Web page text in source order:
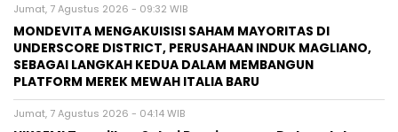
Jumat, 7 Agustus 2026 - 09:32 WIB
MONDEVITA MENGAKUISISI SAHAM MAYORITAS DI
UNDERSCORE DISTRICT, PERUSAHAAN INDUK MAGLIANO,
SEBAGAI LANGKAH KEDUA DALAM MEMBANGUN
PLATFORM MEREK MEWAH ITALIA BARU
Jumat, 7 Agustus 2026 - 04:14 WIB